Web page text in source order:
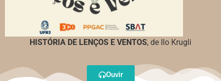
HISTÓRIA DE LENÇOS E VENTOS, de Ilo Krugli
Ouvir